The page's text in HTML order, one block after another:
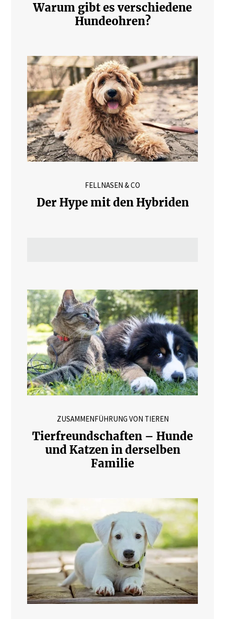
Warum gibt es verschiedene
Hundeohren?
FELLNASEN & CO
Der Hype mit den Hybriden
ZUSAMMENFÜHRUNG VON TIEREN
Tierfreundschaften – Hunde
und Katzen in derselben
Familie